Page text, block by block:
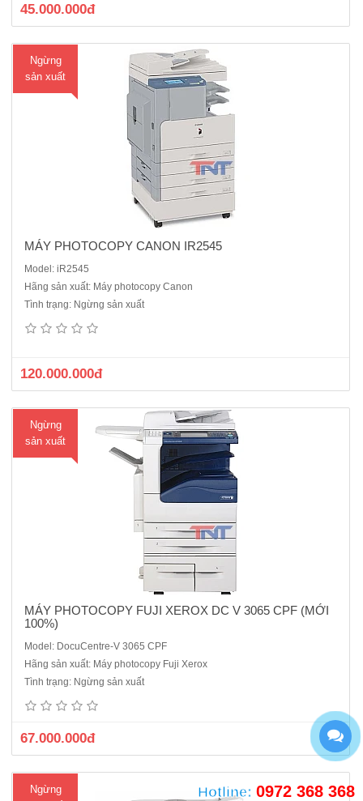
45.000.000đ
Ngừng
sản xuất
MÁY PHOTOCOPY CANON IR2545
Model: iR2545
Hãng sản xuất: Máy photocopy Canon
Tình trạng: Ngừng sản xuất
120.000.000đ
Ngừng
sản xuất
Máy photocopy Kỹ thuật số Fuji Xerox DC V 3065 CPF ( Mới
hình điều khiển cảm ứng LCD màu.Khổ giấy sao chụp: A3 – A5.Tốc độ
MÁY PHOTOCOPY FUJI XEROX DC V 3065 CPF (MỚI
100%)
Model: DocuCentre-V 3065 CPF
Hãng sản xuất: Máy photocopy Fuji Xerox
Tình trạng: Ngừng sản xuất
67.000.000đ
Ngừng
Máy photocopy Fuji Xerox DocuCentre S2011Chức năng chuẩn:
Copy, in, Scan màu CHỨC NĂNG COPYBộ nhớ RAM:256 MBTốc độ
nhỏ/Phóng to:25-400%Dung lượng giấy Chuẩn: 350 tờ (Khay 1..
Hotline: 0972 368 368